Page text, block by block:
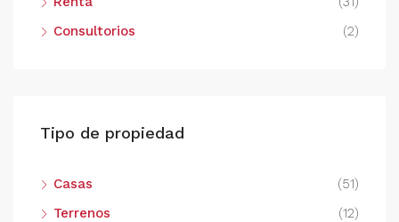
Consultorios
(2)
Tipo de propiedad
Casas
(51)
Terrenos
(12)